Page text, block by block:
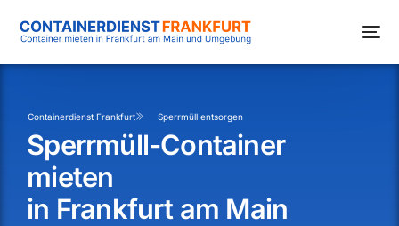
Containerdienst Frankfurt Sperrmüll entsorgen
Sperrmüll-Container
mieten
in Frankfurt am Main